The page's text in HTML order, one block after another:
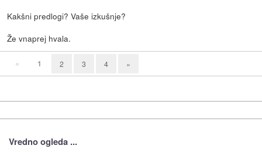
Kakšni predlogi? Vaše izkušnje?
Že vnaprej hvala.
« 1 2 3 4 »
Vredno ogleda ...